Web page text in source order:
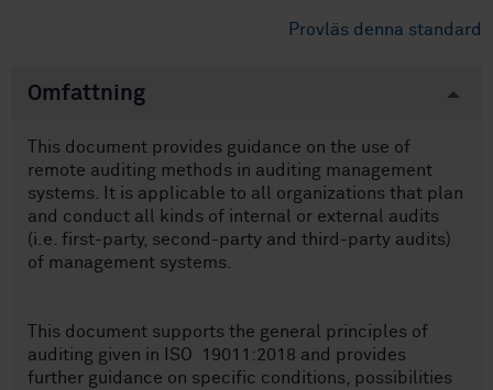
Provläs denna standard
Omfattning
This document provides guidance on the use of
remote auditing methods in auditing management
systems. It is applicable to all organizations that plan
and conduct all kinds of internal or external audits
(i.e. first-party, second-party and third-party audits)
of management systems.
This document supports the general principles of
auditing given in ISO 19011:2018 and provides
further guidance on specific conditions, possibilities